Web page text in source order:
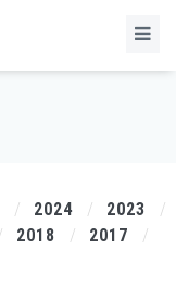
2024
2023
2018
2017